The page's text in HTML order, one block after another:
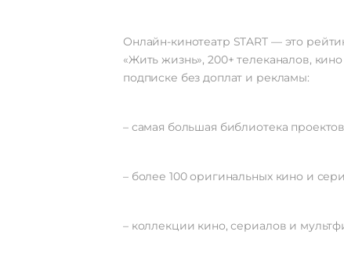
Онлайн-кинотеатр START — это
«Жить жизнь», 200+ телеканалов,
подписке без доплат и рекламы:
– самая большая библиотека
– более 100 оригинальных кино и
– коллекции кино, сериалов и